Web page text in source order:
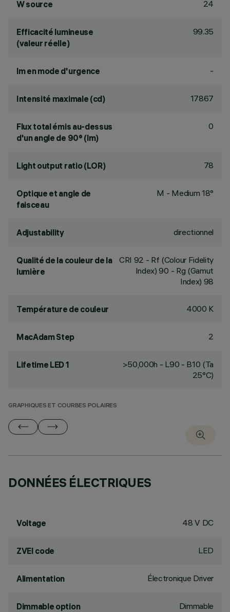
W source 24
Efficacité lumineuse
(valeur réelle)
99.35
lm en mode d'urgence -
Intensité maximale (cd) 17867
Flux total émis au-dessus
d'un angle de 90° (lm)
0
Light output ratio (LOR) 78
Optique et angle de
faisceau
M - Medium 18°
Adjustability directionnel
Qualité de la couleur de la
lumière
CRI 92 - Rf (Colour Fidelity
Index) 90 - Rg (Gamut
Index) 98
Température de couleur 4000 K
MacAdam Step 2
Lifetime LED 1
>50,000h - L90 - B10 (Ta
25°C)
GRAPHIQUES ET COURBES POLAIRES
DONNÉES ÉLECTRIQUES
Voltage 48 V DC
ZVEI code LED
Alimentation Électronique Driver
Dimmable option Dimmable